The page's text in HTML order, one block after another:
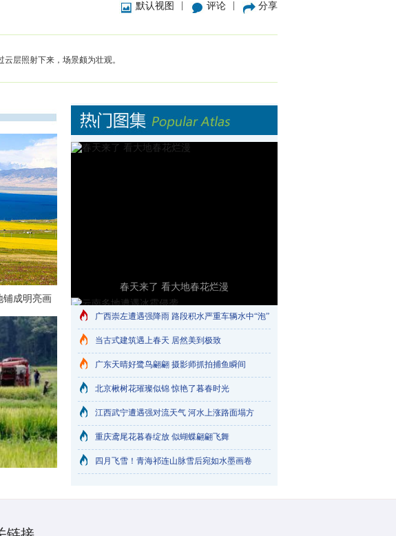
默认视图 评论 分享
层照射下来，场景颇为壮观。
铺成明亮画
春天来了 看大地春花烂漫
云南多地遭遇冰雹侵袭
广西崇左遭遇强降雨 路段积水严重车辆水中“泡”​
当古式建筑遇上春天 居然美到极致
广东天晴好鹭鸟翩翩 摄影师抓拍捕鱼瞬间
北京楸树花璀璨似锦 惊艳了暮春时光
江西武宁遭遇强对流天气 河水上涨路面塌方
重庆鸢尾花暮春绽放 似蝴蝶翩翩飞舞
四月飞雪！青海祁连山脉雪后宛如水墨画卷